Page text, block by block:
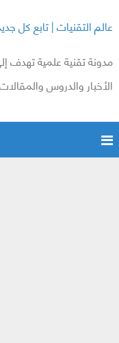
عالم التقنيات | تابع كل
مدونة تقنية علمية تهدف
الأخبار والدروس